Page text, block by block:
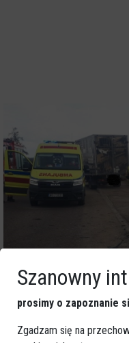
Szanowny
prosimy o zapoznanie
Zgadzam się na